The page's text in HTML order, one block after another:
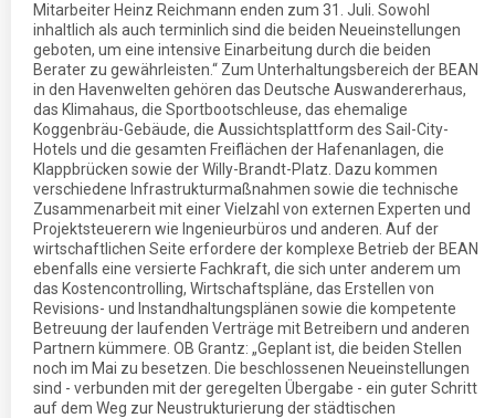
Mitarbeiter Heinz Reichmann enden zum 31. Juli. Sowohl
inhaltlich als auch terminlich sind die beiden Neueinstellungen
geboten, um eine intensive Einarbeitung durch die beiden
Berater zu gewährleisten.“ Zum Unterhaltungsbereich der BEAN
in den Havenwelten gehören das Deutsche Auswandererhaus,
das Klimahaus, die Sportbootschleuse, das ehemalige
Koggenbräu-Gebäude, die Aussichtsplattform des Sail-City-
Hotels und die gesamten Freiflächen der Hafenanlagen, die
Klappbrücken sowie der Willy-Brandt-Platz. Dazu kommen
verschiedene Infrastrukturmaßnahmen sowie die technische
Zusammenarbeit mit einer Vielzahl von externen Experten und
Projektsteuerern wie Ingenieurbüros und anderen. Auf der
wirtschaftlichen Seite erfordere der komplexe Betrieb der BEAN
ebenfalls eine versierte Fachkraft, die sich unter anderem um
das Kostencontrolling, Wirtschaftspläne, das Erstellen von
Revisions- und Instandhaltungsplänen sowie die kompetente
Betreuung der laufenden Verträge mit Betreibern und anderen
Partnern kümmere. OB Grantz: „Geplant ist, die beiden Stellen
noch im Mai zu besetzen. Die beschlossenen Neueinstellungen
sind - verbunden mit der geregelten Übergabe - ein guter Schritt
auf dem Weg zur Neustrukturierung der städtischen